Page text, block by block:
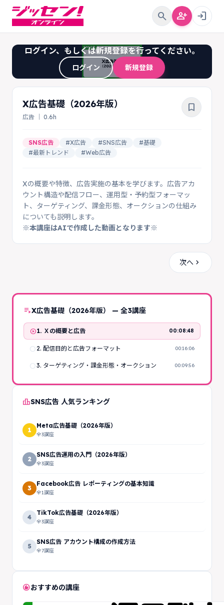
search person_add login
ログイン、もしくは新規登録を行ってください。
ログイン 新規登録
X広告基礎（2026年版）
広告 ｜ 0.6h
bookmark_border
SNS広告 #X広告 #SNS広告
#基礎
#最新トレンド
#Web広告
Xの概要や特徴、広告実施の基本を学びます。広告アカ
ウント構造や配信フロー、運用型・予約型フォーマッ
ト、ターゲティング、課金形態、オークションの仕組み
についても説明します。
※本講座はAIで作成した動画となります※
次へ chevron_right
playlist_playX広告基礎（2026年版） — 全3講座
play_circle1. Ｘの概要と広告 00:08:48
radio_button_unchecked 2. 配信目的と広告フォーマット 00:16:06
radio_button_unchecked3. ターゲティング・課金形態・オークション 00:09:56
recommendおすすめの講座
leaderboardSNS広告 人気ランキング
1
Meta広告基礎（2026年版）
全3講座
2
SNS広告運用の入門（2026年版）
全3講座
3
Facebook広告 レポーティングの基本知識
全1講座
4
TikTok広告基礎（2026年版）
全3講座
5
SNS広告 アカウント構成の作成方法
全7講座